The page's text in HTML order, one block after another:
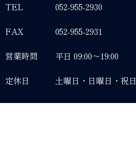
TEL
052-955-2930
FAX
052-955-2931
営業時間
平日 09:00～19:00
定休日
土曜日・日曜日・祝日